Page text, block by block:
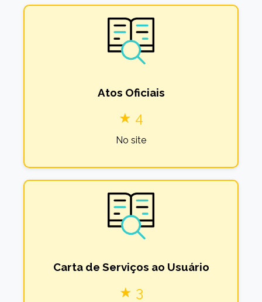
Atos Oficiais
★ 4
No site
Carta de Serviços ao Usuário
★ 3